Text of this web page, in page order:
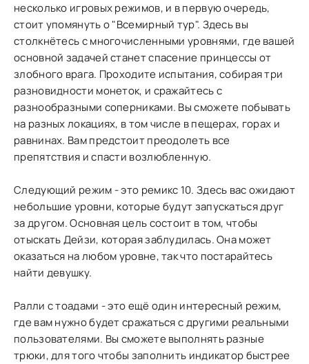
несколько игровых режимов, и в первую очередь,
стоит упомянуть о "Всемирный тур". Здесь вы
столкнётесь с многочисленными уровнями, где вашей
основной задачей станет спасение принцессы от
злобного врага. Проходите испытания, собирая три
разновидности монеток, и сражайтесь с
разнообразными соперниками. Вы сможете побывать
на разных локациях, в том числе в пещерах, горах и
равнинах. Вам предстоит преодолеть все
препятствия и спасти возлюбленную.
Следующий режим - это ремикс 10. Здесь вас ожидают
небольшие уровни, которые будут запускаться друг
за другом. Основная цель состоит в том, чтобы
отыскать Дейзи, которая заблудилась. Она может
оказаться на любом уровне, так что постарайтесь
найти девушку.
Ралли с тоадами - это ещё один интересный режим,
где вам нужно будет сражаться с другими реальными
пользователями. Вы сможете выполнять разные
трюки, для того чтобы заполнить индикатор быстрее